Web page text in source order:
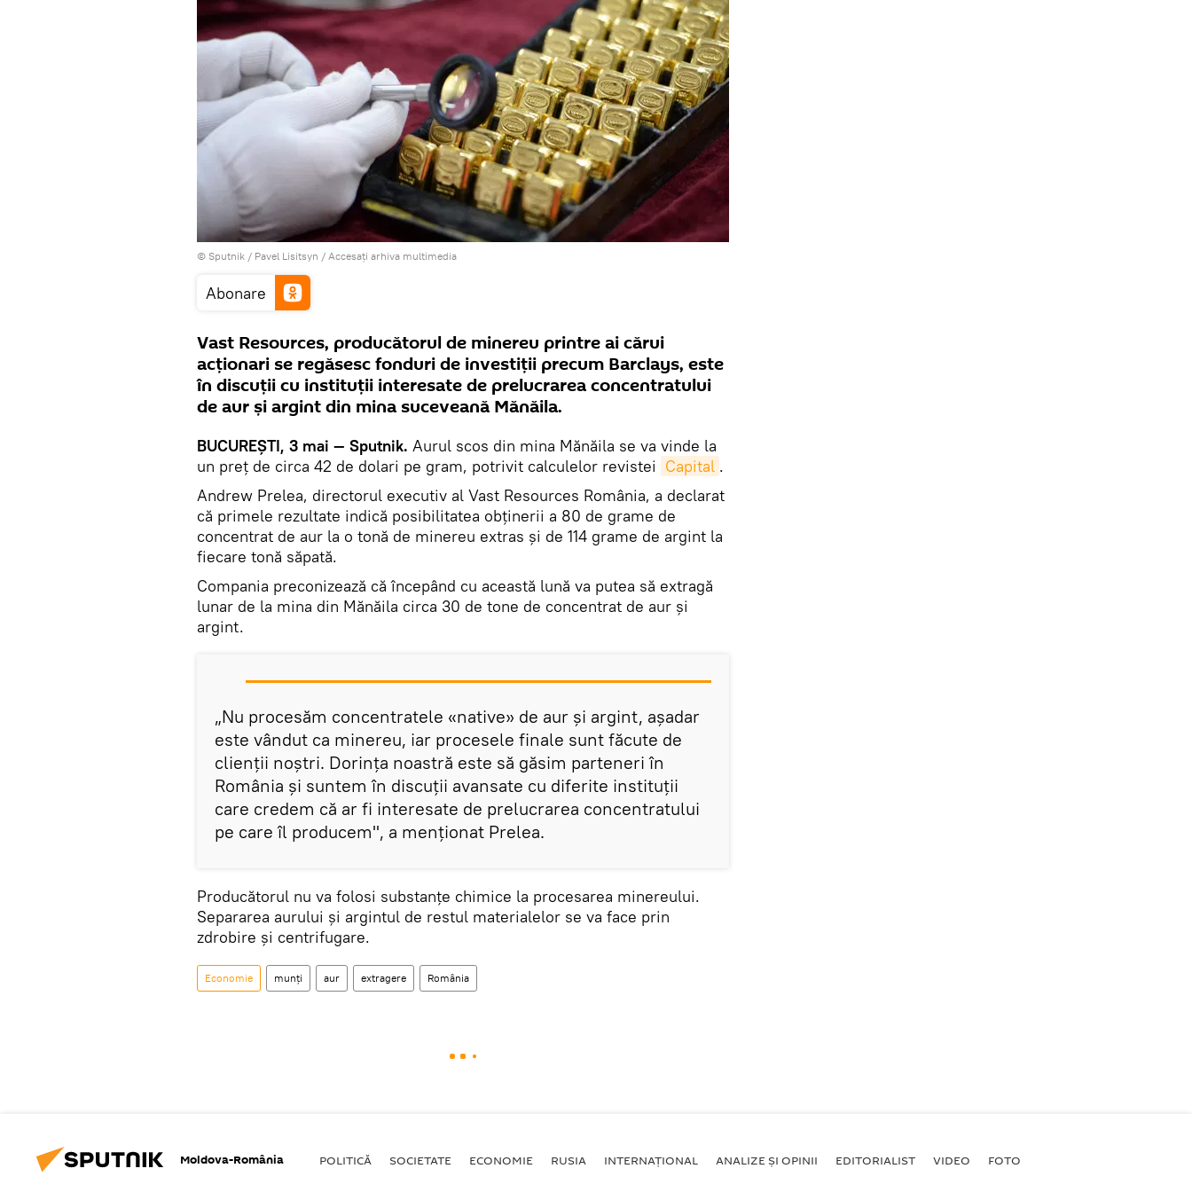
© Sputnik / Pavel Lisitsyn / Accesați arhiva multimedia
Abonare
Vast Resources, producătorul de minereu printre ai cărui
acţionari se regăsesc fonduri de investiţii precum Barclays, este
în discuţii cu instituţii interesate de prelucrarea concentratului
de aur şi argint din mina suceveană Mănăila.
BUCUREȘTI, 3 mai — Sputnik. Aurul scos din mina Mănăila se va vinde la
un preţ de circa 42 de dolari pe gram, potrivit calculelor revistei Capital .
Andrew Prelea, directorul executiv al Vast Resources România, a declarat
că primele rezultate indică posibilitatea obţinerii a 80 de grame de
concentrat de aur la o tonă de minereu extras şi de 114 grame de argint la
fiecare tonă săpată.
Compania preconizează că începând cu această lună va putea să extragă
lunar de la mina din Mănăila circa 30 de tone de concentrat de aur şi
argint.
„Nu procesăm concentratele «native» de aur şi argint, aşadar
este vândut ca minereu, iar procesele finale sunt făcute de
clienţii noştri. Dorinţa noastră este să găsim parteneri în
România şi suntem în discuţii avansate cu diferite instituţii
care credem că ar fi interesate de prelucrarea concentratului
pe care îl producem", a menţionat Prelea.
Producătorul nu va folosi substanţe chimice la procesarea minereului.
Separarea aurului şi argintul de restul materialelor se va face prin
zdrobire şi centrifugare.
Economie munți aur extragere România
Moldova-România POLITICĂ SOCIETATE ECONOMIE RUSIA INTERNAŢIONAL ANALIZE ȘI OPINII EDITORIALIST VIDEO FOTO